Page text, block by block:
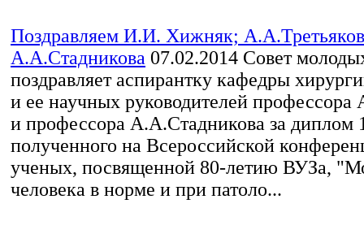
Поздравляем И.И. Хижняк;
А.А.Стадникова 07.02.2014 Совет
поздравляет аспирантку кафедры
и ее научных руководителей профессора
и профессора А.А.Стадникова за диплом
полученного на Всероссийской
ученых, посвященной 80-летию ВУЗа,
человека в норме и при патоло...